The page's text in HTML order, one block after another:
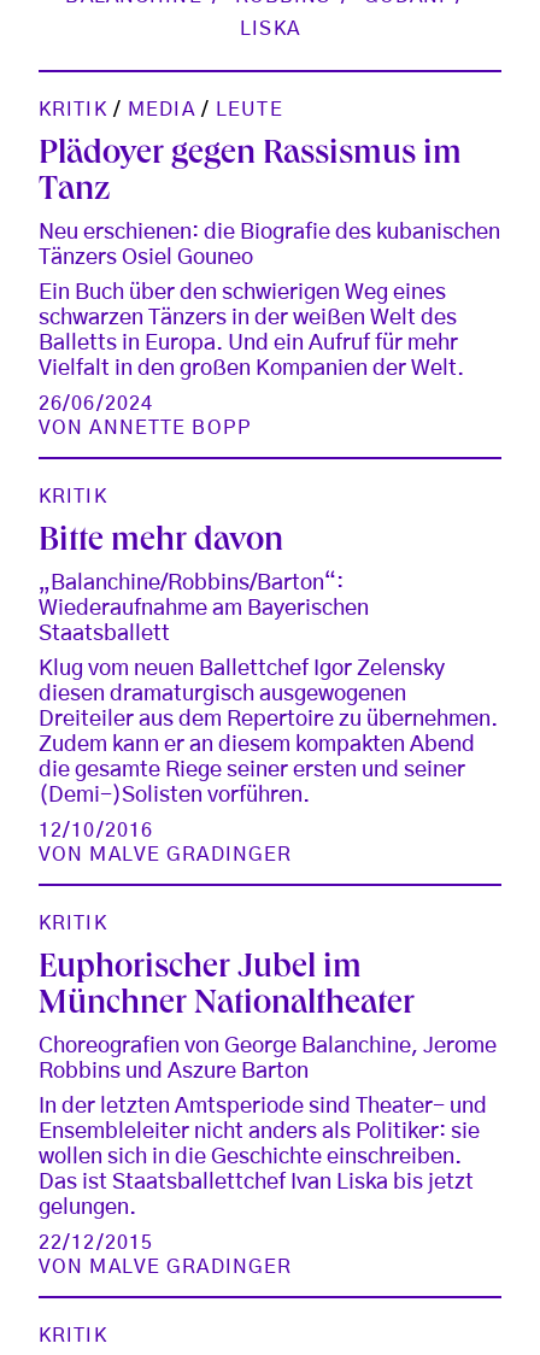
LISKA
KRITIK / MEDIA / LEUTE
Plädoyer gegen Rassismus im
Tanz
Neu erschienen: die Biografie des kubanischen
Tänzers Osiel Gouneo
Ein Buch über den schwierigen Weg eines
schwarzen Tänzers in der weißen Welt des
Balletts in Europa. Und ein Aufruf für mehr
Vielfalt in den großen Kompanien der Welt.
26/06/2024
VONANNETTE BOPP
KRITIK
Bitte mehr davon
„Balanchine/Robbins/Barton“:
Wiederaufnahme am Bayerischen
Staatsballett
Klug vom neuen Ballettchef Igor Zelensky
diesen dramaturgisch ausgewogenen
Dreiteiler aus dem Repertoire zu übernehmen.
Zudem kann er an diesem kompakten Abend
die gesamte Riege seiner ersten und seiner
(Demi-)Solisten vorführen.
12/10/2016
VON MALVE GRADINGER
KRITIK
Euphorischer Jubel im
Münchner Nationaltheater
Choreografien von George Balanchine, Jerome
Robbins und Aszure Barton
In der letzten Amtsperiode sind Theater- und
Ensembleleiter nicht anders als Politiker: sie
wollen sich in die Geschichte einschreiben.
Das ist Staatsballettchef Ivan Liska bis jetzt
gelungen.
22/12/2015
VON MALVE GRADINGER
KRITIK